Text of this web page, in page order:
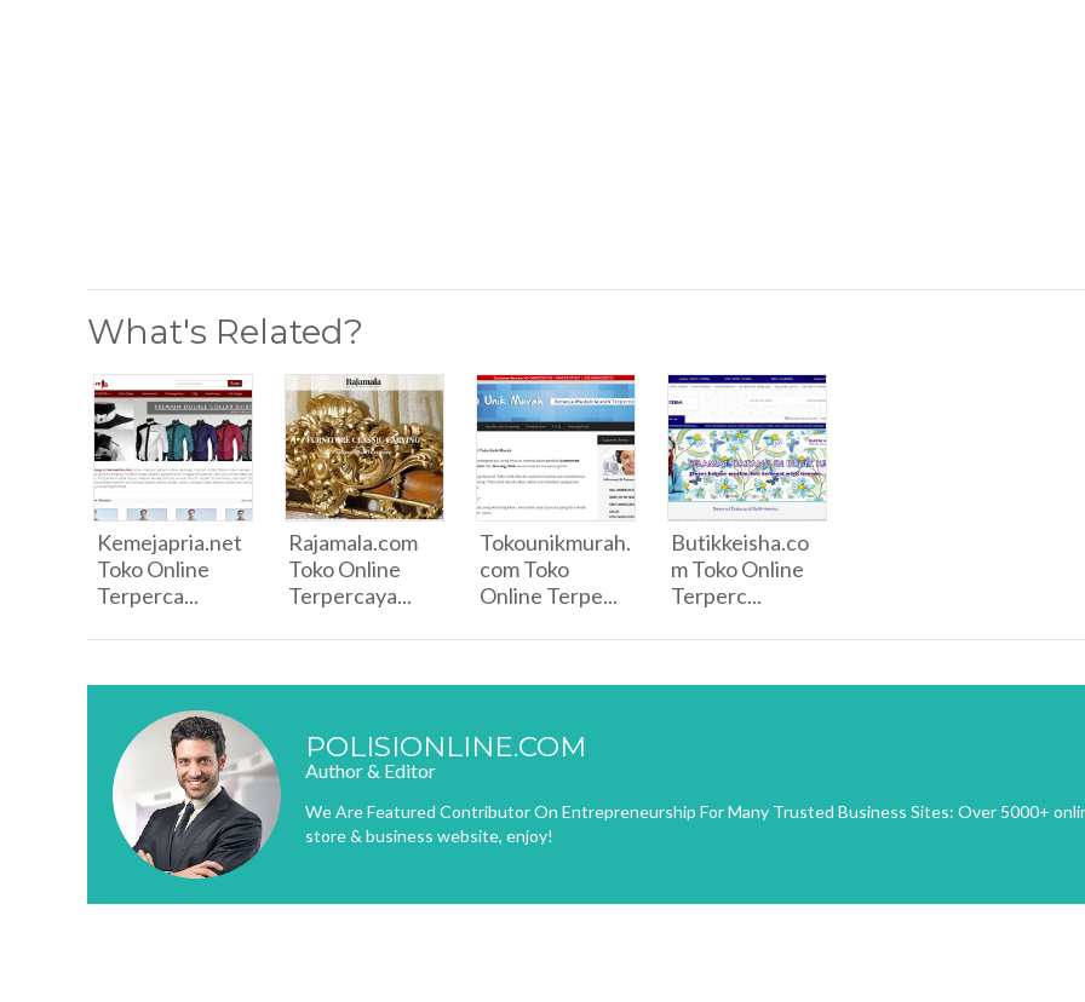
What's Related?
Kemejapria.net
Toko Online
Terperca...
Rajamala.com
Toko Online
Terpercaya...
Tokounikmurah.
com Toko
Online Terpe...
Butikkeisha.co
m Toko Online
Terperc...
POLISIONLINE.COM
Author & Editor
We Are Featured Contributor On Entrepreneurship For Many Trusted Business Sites: Over 5000+
store & business website, enjoy!